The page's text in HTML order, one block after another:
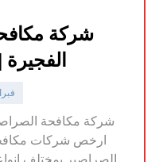
شركة
الفجيرة |0544675066
فبراير
ارخص شركات
الصراصير بمختلف